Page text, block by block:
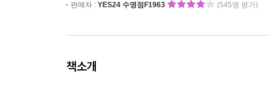
판매자 : YES24 수영점F1963 (545명 평가)
책소개